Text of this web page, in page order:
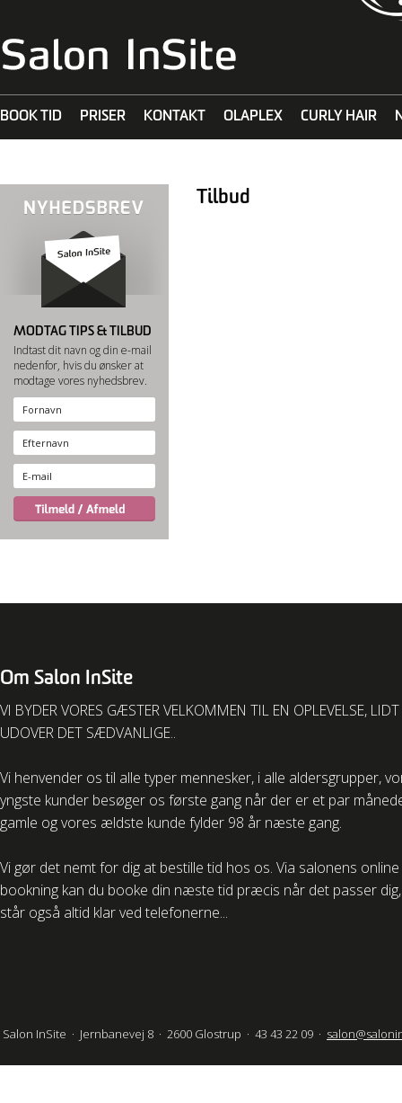
BOOK TID PRISER KONTAKT OLAPLEX CURLY HAIR
MODTAG TIPS & TILBUD
Indtast dit navn og din e-mail
nedenfor, hvis du ønsker at
modtage vores nyhedsbrev.
Tilbud
Om Salon InSite
VI BYDER VORES GÆSTER VELKOMMEN TIL EN OPLEVELSE, LIDT
UDOVER DET SÆDVANLIGE..
Vi henvender os til alle typer mennesker, i alle aldersgrupper,
yngste kunder besøger os første gang når der er et par
gamle og vores ældste kunde fylder 98 år næste gang.
Vi gør det nemt for dig at bestille tid hos os. Via salonens online
bookning kan du booke din næste tid præcis når det passer
står også altid klar ved telefonerne...
Salon InSite · Jernbanevej 8 · 2600 Glostrup · 43 43 22 09 ·